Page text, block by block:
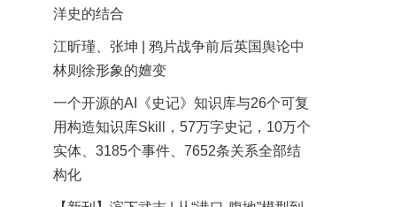
洋史的结合
江昕瑾、张坤 | 鸦片战争前后英国舆论中
林则徐形象的嬗变
一个开源的AI《史记》知识库与26个可复
用构造知识库Skill，57万字史记，10万个
实体、3185个事件、7652条关系全部结
构化